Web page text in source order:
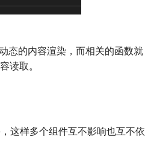
态的内容渲染，而相关的函数就
读取。
这样多个组件互不影响也互不依